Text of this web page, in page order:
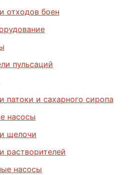
отходов боен
пульсаций
патоки и сахарного сиропа
насосы
щелочи
растворителей
насосы